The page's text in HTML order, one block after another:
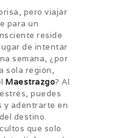
pero viajar
para un
reside
de intentar
semana, ¿por
sola región,
Maestrazgo? Al
puedes
y adentrarte en
destino.
que solo